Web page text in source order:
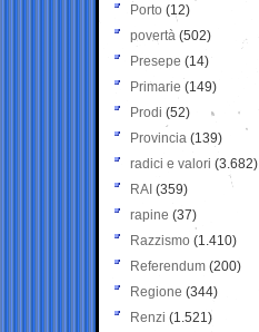
Porto (12)
povertà (502)
Presepe (14)
Primarie (149)
Prodi (52)
Provincia (139)
radici e valori (3.682)
RAI (359)
rapine (37)
Razzismo (1.410)
Referendum (200)
Regione (344)
Renzi (1.521)